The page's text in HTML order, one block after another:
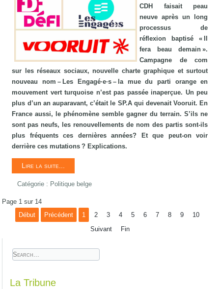
CDH faisait peau
neuve après un long
processus de
réflexion baptisé « Il
fera beau demain ».
Campagne de com
sur les réseaux sociaux, nouvelle charte graphique et surtout
nouveau nom – Les Engagé·e·s – la mue du parti orange en
mouvement vert turquoise n’est pas passée inaperçue. Un peu
plus d’un an auparavant, c’était le SP.A qui devenait Vooruit. En
France aussi, le phénomène semble gagner du terrain. S’ils ne
sont pas neufs, les renouvellements de nom des partis sont-ils
plus fréquents ces dernières années? Et que peut-on voir
derrière ces mutations ? Explications.
Lire la suite...
Catégorie : Politique belge
Page 1 sur 14
Début
Précédent 1 2 3 4 5 6 7 8 9
10
Suivant
Fin
La Tribune